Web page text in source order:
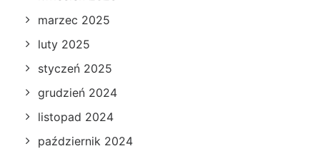
marzec 2025
luty 2025
styczeń 2025
grudzień 2024
listopad 2024
październik 2024